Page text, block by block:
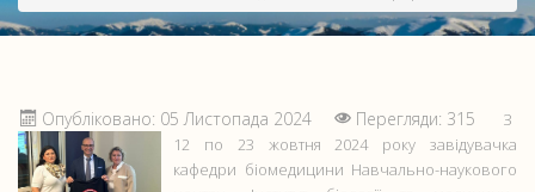
Опубліковано: 05 Листопада 2024 Перегляди: 315
З
12 по 23 жовтня 2024 року завідувачка
кафедри біомедицини Навчально-наукового